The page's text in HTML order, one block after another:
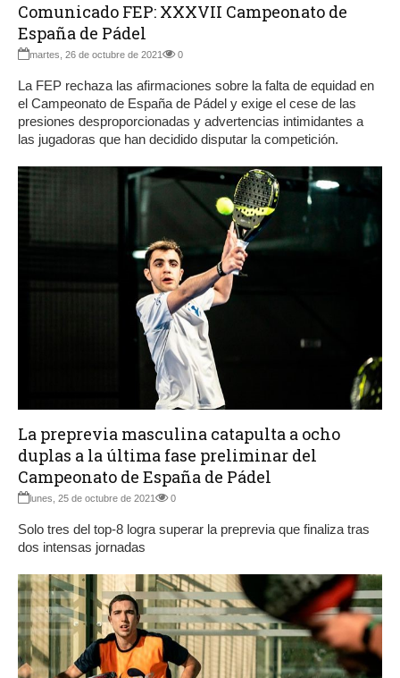
Comunicado FEP: XXXVII Campeonato de
España de Pádel
martes, 26 de octubre de 2021 0
La FEP rechaza las afirmaciones sobre la falta de equidad en
el Campeonato de España de Pádel y exige el cese de las
presiones desproporcionadas y advertencias intimidantes a
las jugadoras que han decidido disputar la competición.
La preprevia masculina catapulta a ocho
duplas a la última fase preliminar del
Campeonato de España de Pádel
lunes, 25 de octubre de 2021 0
Solo tres del top-8 logra superar la preprevia que finaliza tras
dos intensas jornadas